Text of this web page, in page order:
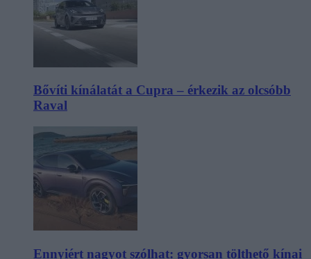
Bővíti kínálatát a Cupra – érkezik az olcsóbb
Raval
Ennyiért nagyot szólhat: gyorsan tölthető kínai